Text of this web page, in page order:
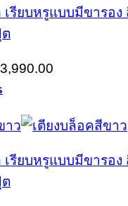
เรียบหรูแบบมีขารอ
3,990.00
เรียบหรูแบบมีขารอง